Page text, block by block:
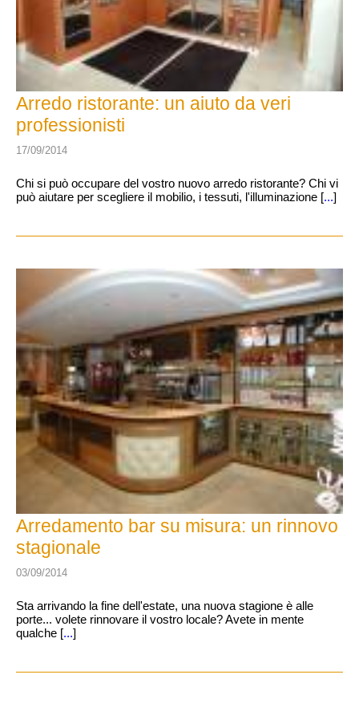
Arredo ristorante: un aiuto da veri
professionisti
17/09/2014
Chi si può occupare del vostro nuovo arredo ristorante? Chi vi
può aiutare per scegliere il mobilio, i tessuti, l'illuminazione [...]
Arredamento bar su misura: un rinnovo
stagionale
03/09/2014
Sta arrivando la fine dell'estate, una nuova stagione è alle
porte... volete rinnovare il vostro locale? Avete in mente
qualche [...]